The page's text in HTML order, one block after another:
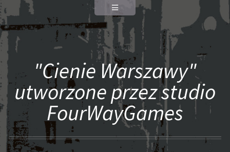
"Cienie Warszawy"
utworzone przez studio
FourWayGames